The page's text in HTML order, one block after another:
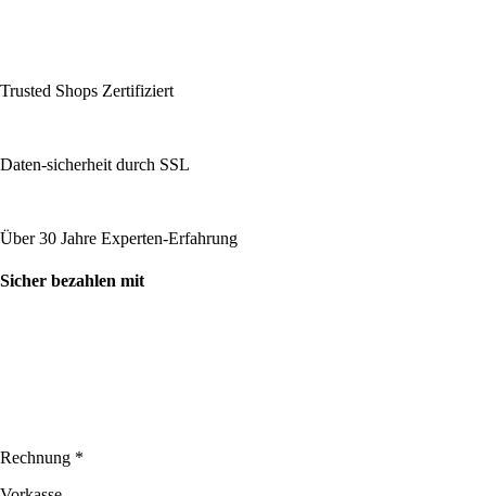
Trusted Shops Zertifiziert
Daten-sicherheit durch SSL
Über 30 Jahre Experten-Erfahrung
Sicher bezahlen mit
Rechnung *